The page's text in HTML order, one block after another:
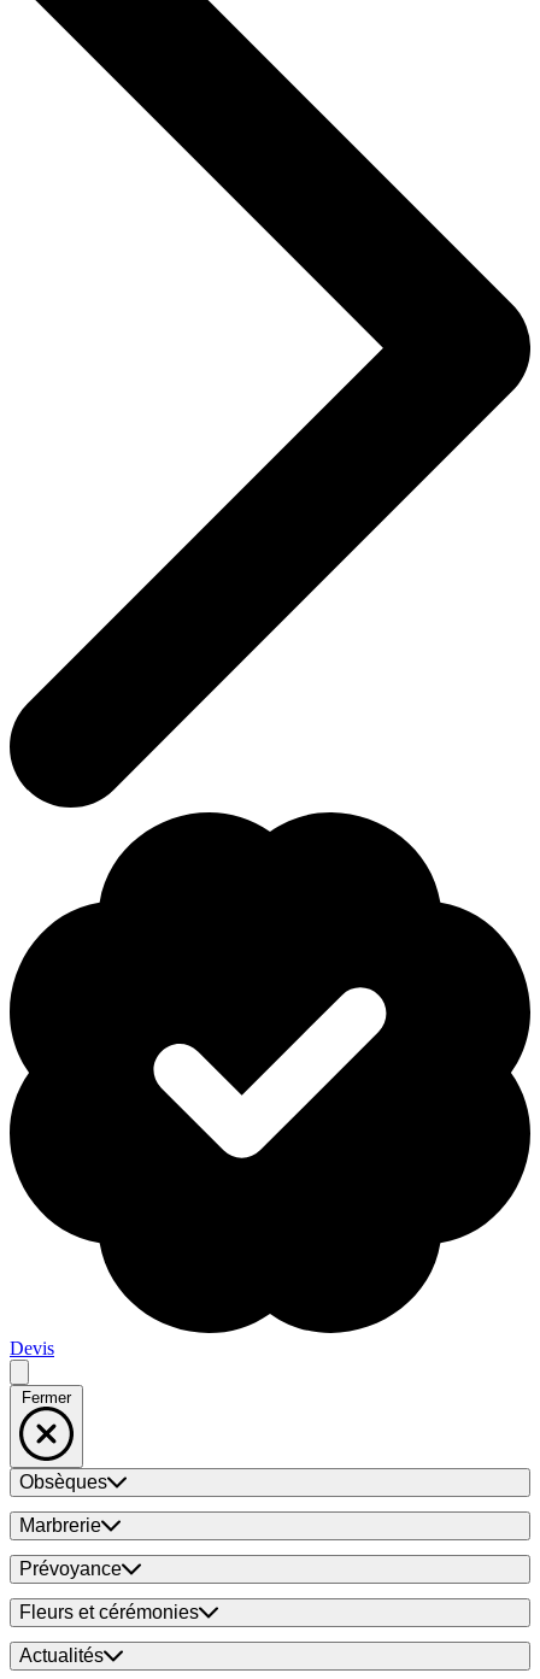
Devis
Fermer
Obsèques
Marbrerie
Prévoyance
Fleurs et cérémonies
Actualités